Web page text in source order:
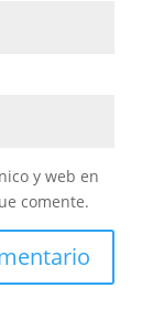
y web en
comente.